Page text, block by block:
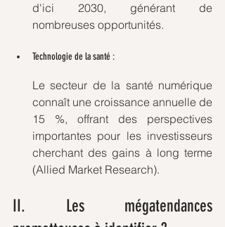
d'ici 2030, générant de
nombreuses opportunités.
Technologie de la santé :
Le secteur de la santé numérique
connaît une croissance annuelle de
15 %, offrant des perspectives
importantes pour les investisseurs
cherchant des gains à long terme
(Allied Market Research).
II. Les mégatendances